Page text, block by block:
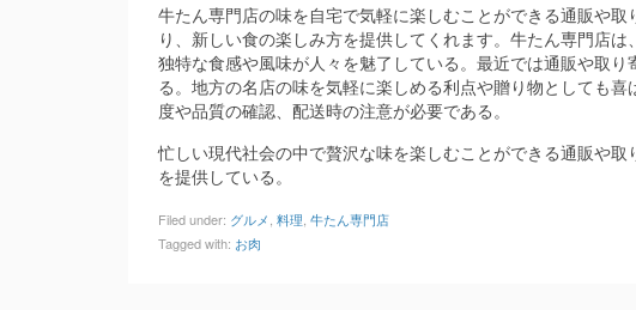
牛たん専門店の味を自宅で気軽に楽しむことができる通販や
り、新しい食の楽しみ方を提供してくれます。牛たん専門店
独特な食感や風味が人々を魅了している。最近では通販や取
る。地方の名店の味を気軽に楽しめる利点や贈り物としても
度や品質の確認、配送時の注意が必要である。
忙しい現代社会の中で贅沢な味を楽しむことができる通販や
を提供している。
Filed under: グルメ 料理 牛たん専門店
Tagged with: お肉